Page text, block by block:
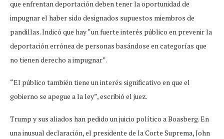
que enfrentan deportación deben tener la oportunidad de
impugnar el haber sido designados supuestos miembros de
pandillas. Indicó que hay “un fuerte interés público en prevenir la
deportación errónea de personas basándose en categorías que
no tienen derecho a impugnar”.
“El público también tiene un interés significativo en que el
gobierno se apegue a la ley”, escribió el juez.
Trump y sus aliados han pedido un juicio político a Boasberg. En
una inusual declaración, el presidente de la Corte Suprema, John